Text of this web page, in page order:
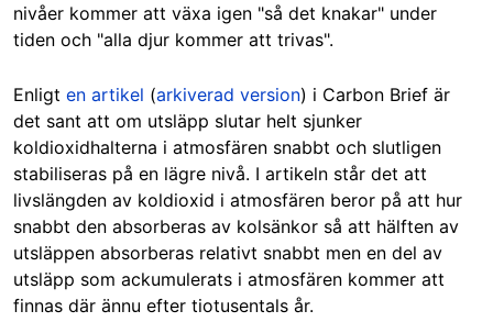
nivåer kommer att växa igen "så det knakar" under
tiden och "alla djur kommer att trivas".
Enligt en artikel (arkiverad version) i Carbon Brief är
det sant att om utsläpp slutar helt sjunker
koldioxidhalterna i atmosfären snabbt och slutligen
stabiliseras på en lägre nivå. I artikeln står det att
livslängden av koldioxid i atmosfären beror på att hur
snabbt den absorberas av kolsänkor så att hälften av
utsläppen absorberas relativt snabbt men en del av
utsläpp som ackumulerats i atmosfären kommer att
finnas där ännu efter tiotusentals år.